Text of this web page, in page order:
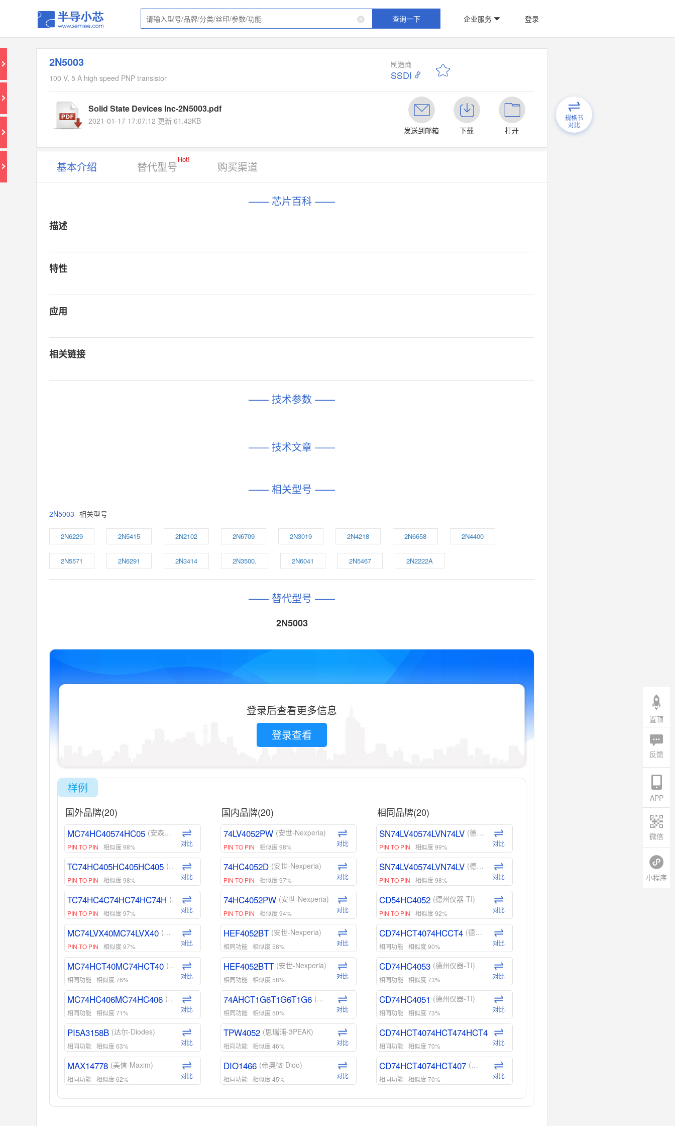
查询一下 企业服务 登录
2N5003
100 V, 5 A high speed PNP transistor
制造商
SSDI
Solid State Devices Inc-2N5003.pdf
2021-01-17 17:07:12 更新 61.42KB
发送到邮箱
下载 打开
规格书
对比
基本介绍 替代型号
Hot!
购买渠道
—— 芯片百科 ——
描述
特性
应用
相关链接
—— 技术参数 ——
—— 技术文章 ——
—— 相关型号 ——
2N5003 相关型号
2N6229 2N5415 2N2102 2N6709 2N3019 2N4218 2N6658 2N4400
2N5571 2N6291 2N3414 2N3500. 2N6041 2N5467 2N2222A
—— 替代型号 ——
2N5003
登录后查看更多信息
登录查看
样例
国外品牌(20)
MC74HC40574HC05 (安森美-ON)
PIN TO PIN 相似度 98% 对比
TC74HC405HC405HC405 (东芝-Toshiba)
PIN TO PIN 相似度 98% 对比
TC74HC4C74HC74HC74H (东芝-Toshiba)
PIN TO PIN 相似度 97% 对比
MC74LVX40MC74LVX40 (安森美-ON)
PIN TO PIN 相似度 97% 对比
MC74HCT40MC74HCT40 (安森美-ON)
相同功能 相似度 76% 对比
MC74HC406MC74HC406 (安森美-ON)
相同功能 相似度 71% 对比
PI5A3158B (达尔-Diodes)
相同功能 相似度 63% 对比
MAX14778 (美信-Maxim)
相同功能 相似度 62% 对比
ADG1439 (亚德诺-ADI)
对比
国内品牌(20)
74LV4052PW (安世-Nexperia)
PIN TO PIN 相似度 98% 对比
74HC4052D (安世-Nexperia)
PIN TO PIN 相似度 97% 对比
74HC4052PW (安世-Nexperia)
PIN TO PIN 相似度 94% 对比
HEF4052BT (安世-Nexperia)
相同功能 相似度 58% 对比
HEF4052BTT (安世-Nexperia)
相同功能 相似度 58% 对比
74AHCT1G6T1G6T1G6 (安世-Nexperia)
相同功能 相似度 50% 对比
TPW4052 (思瑞浦-3PEAK)
相同功能 相似度 46% 对比
DIO1466 (帝奥微-Dioo)
相同功能 相似度 45% 对比
DIO1159 (帝奥微-Dioo)
对比
相同品牌(20)
SN74LV40574LVN74LV (德州仪器-TI)
PIN TO PIN 相似度 99% 对比
SN74LV40574LVN74LV (德州仪器-TI)
PIN TO PIN 相似度 98% 对比
CD54HC4052 (德州仪器-TI)
PIN TO PIN 相似度 92% 对比
CD74HCT4074HCCT4 (德州仪器-TI)
相同功能 相似度 90% 对比
CD74HC4053 (德州仪器-TI)
相同功能 相似度 73% 对比
CD74HC4051 (德州仪器-TI)
相同功能 相似度 73% 对比
CD74HCT4074HCT474HCT4 (德州仪器-TI)
相同功能 相似度 70% 对比
CD74HCT4074HCT407 (德州仪器-TI)
相同功能 相似度 70% 对比
CD74HCT4D74HDCT40 (德州仪器-TI)
对比
置顶
反馈
APP
微信
小程序